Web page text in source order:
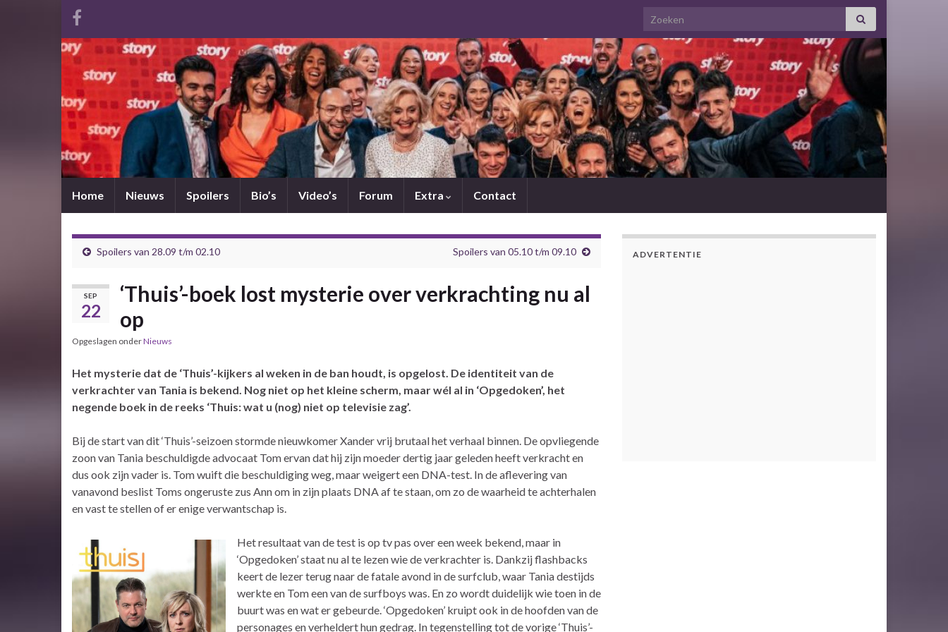
Search for:
Home Nieuws Spoilers Bio’s Video’s Forum Extra Contact
Spoilers van 28.09 t/m 02.10 Spoilers van 05.10 t/m 09.10
SEP
22
‘Thuis’-boek lost mysterie over verkrachting nu al
op
Opgeslagen onderNieuws
Het mysterie dat de ‘Thuis’-kijkers al weken in de ban houdt, is opgelost. De identiteit van de
verkrachter van Tania is bekend. Nog niet op het kleine scherm, maar wél al in ‘Opgedoken’, het
negende boek in de reeks ‘Thuis: wat u (nog) niet op televisie zag’.
Bij de start van dit ‘Thuis’-seizoen stormde nieuwkomer Xander vrij brutaal het verhaal binnen. De opvliegende
zoon van Tania beschuldigde advocaat Tom ervan dat hij zijn moeder dertig jaar geleden heeft verkracht en
dus ook zijn vader is. Tom wuift die beschuldiging weg, maar weigert een DNA-test. In de aflevering van
vanavond beslist Toms ongeruste zus Ann om in zijn plaats DNA af te staan, om zo de waarheid te achterhalen
en vast te stellen of er enige verwantschap is.
Het resultaat van de test is op tv pas over een week bekend, maar in
‘Opgedoken’ staat nu al te lezen wie de verkrachter is. Dankzij flashbacks
keert de lezer terug naar de fatale avond in de surfclub, waar Tania destijds
werkte en Tom een van de surfboys was. En zo wordt duidelijk wie toen in de
buurt was en wat er gebeurde. ‘Opgedoken’ kruipt ook in de hoofden van de
personages en verheldert hun gedrag. In tegenstelling tot de vorige ‘Thuis’-
ADVERTENTIE